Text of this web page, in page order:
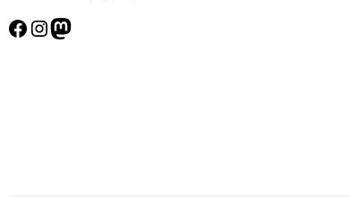
Facebook Instagram Mastodon